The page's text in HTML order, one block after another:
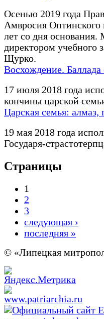
Осенью 2019 года
Амвросия Оптинского
лет со дня
директором учебного
Щурко.
Восхождение. Баллада
17 июля 2018 года
кончины царской
Царская семья:
19 мая 2018 года
Государя-
Страницы
1
2
3
следующая ›
последняя »
© «Липецкая